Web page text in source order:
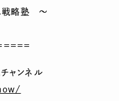
略塾 ～
＝＝＝＝
ャンネル